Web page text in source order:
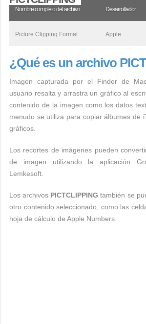
Nombre completo del archivo Desarrollador
Picture Clipping Format Apple
¿Qué es un archivo
Imagen capturada por el Finder de
usuario resalta y arrastra un gráfico al
contenido de la imagen como los datos
menudo se utiliza para copiar álbumes de
gráficos.
Los recortes de imágenes pueden
de imagen utilizando la aplicación
Lemkesoft.
Los archivos PICTCLIPPING también se
otro contenido seleccionado, como las
hoja de cálculo de Apple Numbers.